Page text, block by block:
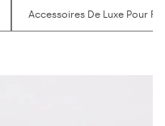
Saint Laurent femme